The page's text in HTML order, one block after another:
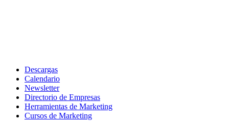
Descargas
Calendario
Newsletter
Directorio de Empresas
Herramientas de Marketing
Cursos de Marketing